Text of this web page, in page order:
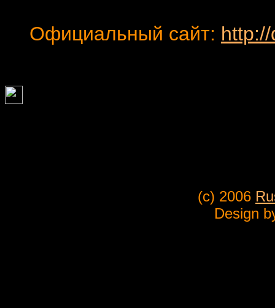
Официальный сайт:
(c) 2006
Design